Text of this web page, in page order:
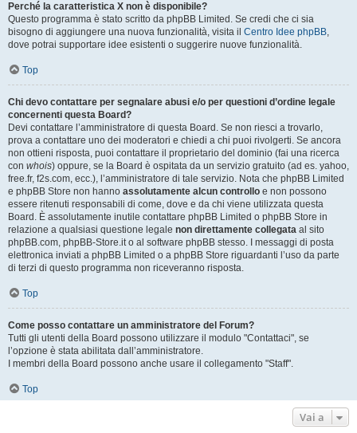
Perché la caratteristica X non è disponibile?
Questo programma è stato scritto da phpBB Limited. Se credi che ci sia
bisogno di aggiungere una nuova funzionalità, visita il Centro Idee phpBB,
dove potrai supportare idee esistenti o suggerire nuove funzionalità.
Top
Chi devo contattare per segnalare abusi e/o per questioni d’ordine legale
concernenti questa Board?
Devi contattare l’amministratore di questa Board. Se non riesci a trovarlo,
prova a contattare uno dei moderatori e chiedi a chi puoi rivolgerti. Se ancora
non ottieni risposta, puoi contattare il proprietario del dominio (fai una ricerca
con whois) oppure, se la Board è ospitata da un servizio gratuito (ad es. yahoo,
free.fr, f2s.com, ecc.), l’amministratore di tale servizio. Nota che phpBB Limited
e phpBB Store non hanno assolutamente alcun controllo e non possono
essere ritenuti responsabili di come, dove e da chi viene utilizzata questa
Board. È assolutamente inutile contattare phpBB Limited o phpBB Store in
relazione a qualsiasi questione legale non direttamente collegata al sito
phpBB.com, phpBB-Store.it o al software phpBB stesso. I messaggi di posta
elettronica inviati a phpBB Limited o a phpBB Store riguardanti l’uso da parte
di terzi di questo programma non riceveranno risposta.
Top
Come posso contattare un amministratore del Forum?
Tutti gli utenti della Board possono utilizzare il modulo "Contattaci", se
l’opzione è stata abilitata dall’amministratore.
I membri della Board possono anche usare il collegamento "Staff".
Top
Vai a